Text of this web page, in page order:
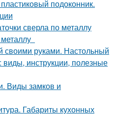
подоконник.
сверла по металлу
своими руками. Настольный
виды, инструкции, полезные
Виды замков и
Габариты кухонных